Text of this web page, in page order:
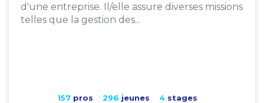
d'une entreprise. Il/elle assure diverses missions
telles que la gestion des...
157 pros 296 jeunes 4 stages